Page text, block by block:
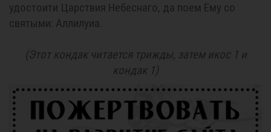
удостоити Царствия Небеснаго, да поем Ему со
святыми: Аллилуиа.
(Этот кондак читается трижды, затем икос 1 и
кондак 1)